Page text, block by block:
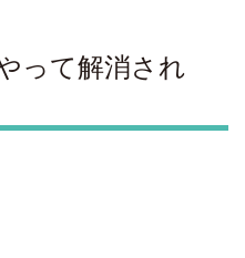
って解消され